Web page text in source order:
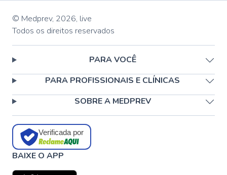
© Medprev, 2026, live
Todos os direitos reservados
PARA VOCÊ
PARA PROFISSIONAIS E CLÍNICAS
SOBRE A MEDPREV
Verificada por
BAIXE O APP